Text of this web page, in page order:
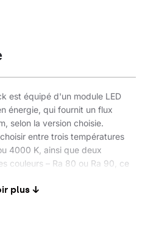
est équipé d'un module LED
énergie, qui fournit un flux
selon la version choisie.
entre trois températures
4000 K, ainsi que deux
couleurs – Ra 80 ou Ra 90, ce
angles de diffusion de la
par poudrage, disponible en
plus ↓